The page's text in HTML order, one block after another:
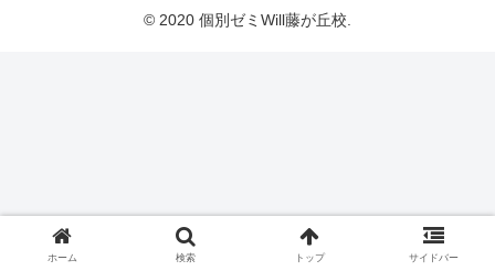
© 2020 個別ゼミWill藤が丘校.
ホーム 検索 トップ サイドバー